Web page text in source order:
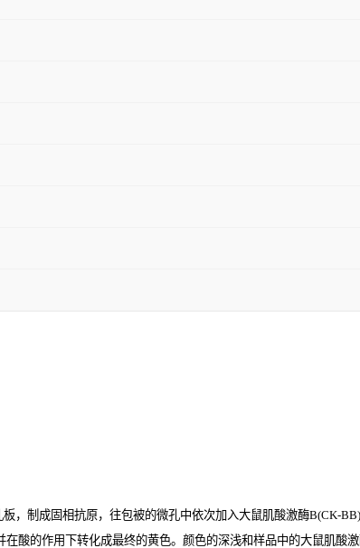
，制成固相抗原，往包被的微孔中依次加入大鼠肌酸激酶B(CK-
在酸的作用下转化成最终的黄色。颜色的深浅和样品中的大鼠肌酸